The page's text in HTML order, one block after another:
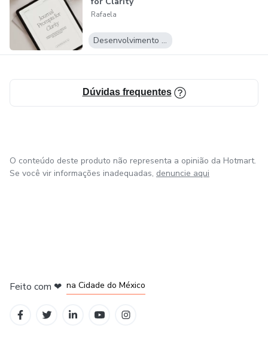
Rafaela
Desenvolvimento Pessoal
Dúvidas frequentes
O conteúdo deste produto não representa a opinião da Hotmart.
Se você vir informações inadequadas, denuncie aqui
Feito com ❤ na Cidade do México